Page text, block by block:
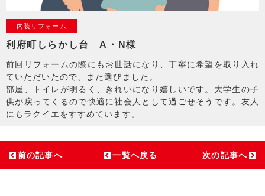
内装リフォーム
利府町しらかし台 A・N様
前回リフォームの際にもお世話になり、丁寧に希望を取り入れ
ていただいたので、また選びました。
部屋、トイレが明るく、きれいになり嬉しいです。大学生の子
供が戻ってくるので快適に社会人として過ごせそうです。友人
にもラクイエをすすめています。
前の記事へ 一覧へ戻る 次の記事へ